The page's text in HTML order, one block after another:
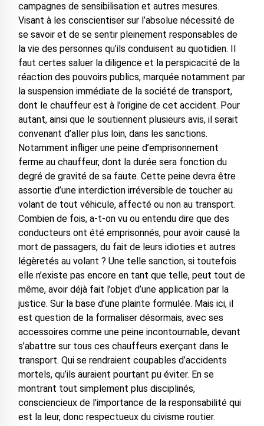
campagnes de sensibilisation et autres mesures.
Visant à les conscientiser sur l’absolue nécessité de
se savoir et de se sentir pleinement responsables de
la vie des personnes qu’ils conduisent au quotidien. Il
faut certes saluer la diligence et la perspicacité de la
réaction des pouvoirs publics, marquée notamment par
la suspension immédiate de la société de transport,
dont le chauffeur est à l’origine de cet accident. Pour
autant, ainsi que le soutiennent plusieurs avis, il serait
convenant d’aller plus loin, dans les sanctions.
Notamment infliger une peine d’emprisonnement
ferme au chauffeur, dont la durée sera fonction du
degré de gravité de sa faute. Cette peine devra être
assortie d’une interdiction irréversible de toucher au
volant de tout véhicule, affecté ou non au transport.
Combien de fois, a-t-on vu ou entendu dire que des
conducteurs ont été emprisonnés, pour avoir causé la
mort de passagers, du fait de leurs idioties et autres
légèretés au volant ? Une telle sanction, si toutefois
elle n’existe pas encore en tant que telle, peut tout de
même, avoir déjà fait l’objet d’une application par la
justice. Sur la base d’une plainte formulée. Mais ici, il
est question de la formaliser désormais, avec ses
accessoires comme une peine incontournable, devant
s’abattre sur tous ces chauffeurs exerçant dans le
transport. Qui se rendraient coupables d’accidents
mortels, qu’ils auraient pourtant pu éviter. En se
montrant tout simplement plus disciplinés,
consciencieux de l’importance de la responsabilité qui
est la leur, donc respectueux du civisme routier.